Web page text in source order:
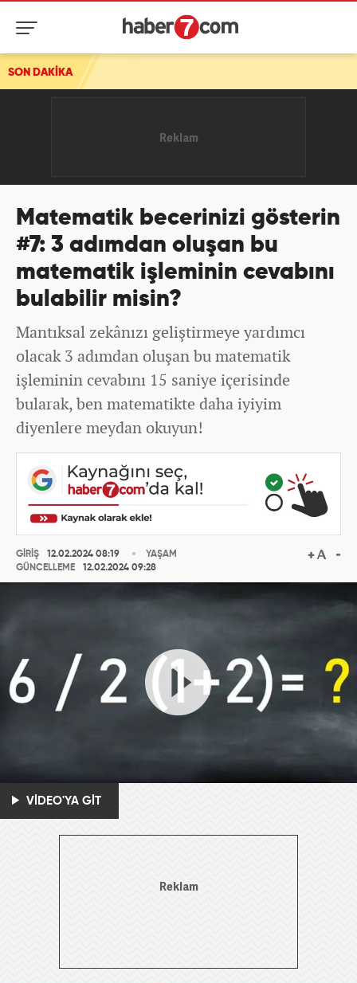
SON DAKİKA
Matematik becerinizi gösterin
#7: 3 adımdan oluşan bu
matematik işleminin cevabını
bulabilir misin?
Mantıksal zekânızı geliştirmeye yardımcı
olacak 3 adımdan oluşan bu matematik
işleminin cevabını 15 saniye içerisinde
bularak, ben matematikte daha iyiyim
diyenlere meydan okuyun!
GİRİŞ
12.02.2024 08:19
GÜNCELLEME
12.02.2024 09:28
YAŞAM
VİDEO'YA GİT